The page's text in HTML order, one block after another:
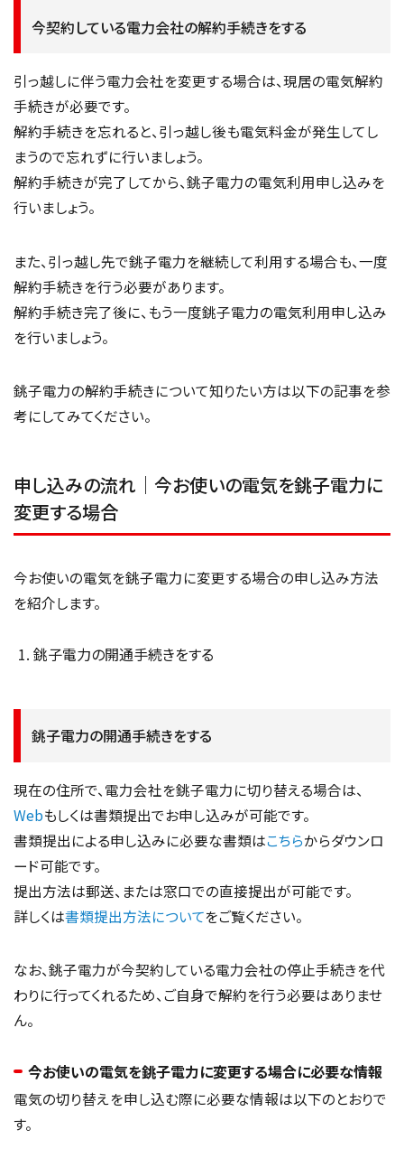
今契約している電力会社の解約手続きをする
引っ越しに伴う電力会社を変更する場合は、現居の電気解約
手続きが必要です。
解約手続きを忘れると、引っ越し後も電気料金が発生してし
まうので忘れずに行いましょう。
解約手続きが完了してから、銚子電力の電気利用申し込みを
行いましょう。
また、引っ越し先で銚子電力を継続して利用する場合も、一度
解約手続きを行う必要があります。
解約手続き完了後に、もう一度銚子電力の電気利用申し込み
を行いましょう。
銚子電力の解約手続きについて知りたい方は以下の記事を参
考にしてみてください。
申し込みの流れ｜今お使いの電気を銚子電力に
変更する場合
今お使いの電気を銚子電力に変更する場合の申し込み方法
を紹介します。
銚子電力の開通手続きをする
銚子電力の開通手続きをする
現在の住所で、電力会社を銚子電力に切り替える場合は、
Webもしくは書類提出でお申し込みが可能です。
書類提出による申し込みに必要な書類はこちらからダウンロ
ード可能です。
提出方法は郵送、または窓口での直接提出が可能です。
詳しくは書類提出方法についてをご覧ください。
なお、銚子電力が今契約している電力会社の停止手続きを代
わりに行ってくれるため、ご自身で解約を行う必要はありませ
ん。
今お使いの電気を銚子電力に変更する場合に必要な情報
電気の切り替えを申し込む際に必要な情報は以下のとおりで
す。